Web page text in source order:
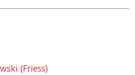
(Friess)